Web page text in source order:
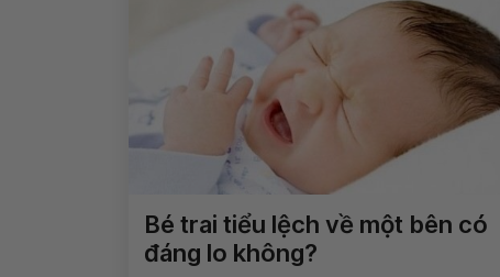
Bé trai tiểu lệch về một bên có
đáng lo không?